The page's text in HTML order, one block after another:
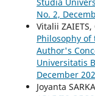
No. 2,
Vіtalіi
Philosophy
Author's
Universitatis
December
Joyanta